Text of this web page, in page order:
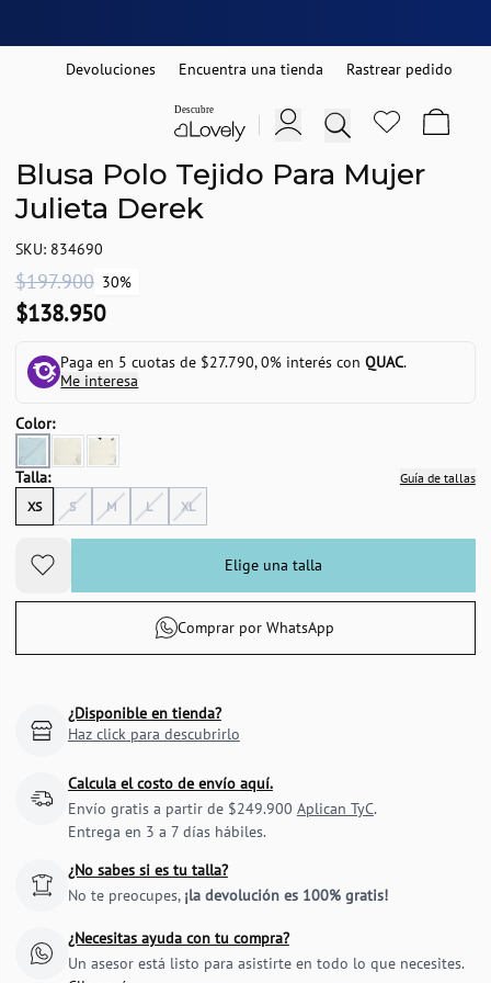
Devoluciones Encuentra una tienda Rastrear pedido
Blusa Polo Tejido Para Mujer
Julieta Derek
SKU: 834690
$197.900 30%
$138.950
Paga en 5 cuotas de $27.790, 0% interés conQUAC.
Me interesa
Color:
Talla:
Guía de tallas
XS
S M L XL
Elige una talla
Comprar por WhatsApp
¿Disponible en tienda?
Haz click para descubrirlo
Calcula el costo de envío aquí.
Envío gratis a partir de $249.900 Aplican TyC.
Entrega en 3 a 7 días hábiles.
¿No sabes si es tu talla?
No te preocupes, ¡la devolución es 100% gratis!
¿Necesitas ayuda con tu compra?
Un asesor está listo para asistirte en todo lo que necesites.